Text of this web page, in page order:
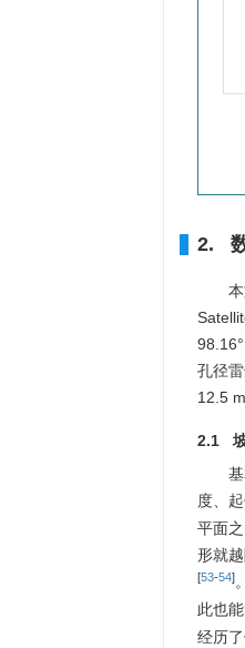
2.
孔径
12.5
2.1 坡
度、
平面
形就
[53-54]
此也
经历